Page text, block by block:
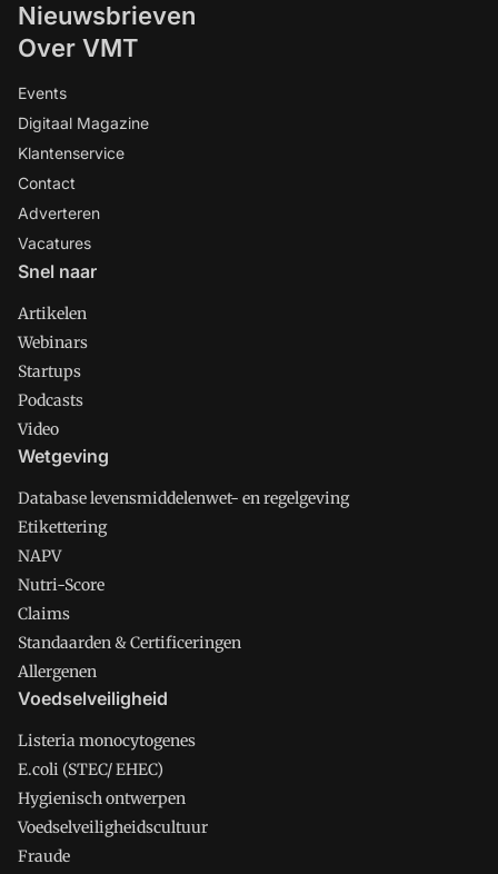
Nieuwsbrieven
Over VMT
Events
Digitaal Magazine
Klantenservice
Contact
Adverteren
Vacatures
Snel naar
Artikelen
Webinars
Startups
Podcasts
Video
Wetgeving
Database levensmiddelenwet- en regelgeving
Etikettering
NAPV
Nutri-Score
Claims
Standaarden & Certificeringen
Allergenen
Voedselveiligheid
Listeria monocytogenes
E.coli (STEC/ EHEC)
Hygienisch ontwerpen
Voedselveiligheidscultuur
Fraude